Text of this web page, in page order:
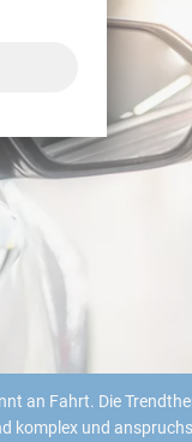
an Fahrt. Die
komplex und